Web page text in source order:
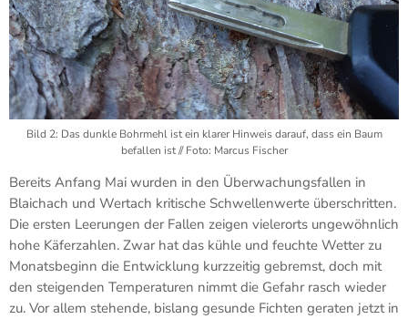
Bild 2: Das dunkle Bohrmehl ist ein klarer Hinweis darauf, dass ein Baum
befallen ist // Foto: Marcus Fischer
Bereits Anfang Mai wurden in den Überwachungsfallen in
Blaichach und Wertach kritische Schwellenwerte überschritten.
Die ersten Leerungen der Fallen zeigen vielerorts ungewöhnlich
hohe Käferzahlen. Zwar hat das kühle und feuchte Wetter zu
Monatsbeginn die Entwicklung kurzzeitig gebremst, doch mit
den steigenden Temperaturen nimmt die Gefahr rasch wieder
zu. Vor allem stehende, bislang gesunde Fichten geraten jetzt in